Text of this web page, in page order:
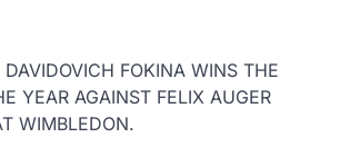
FOKINA WINS THE
YEAR AGAINST FELIX AUGER
WIMBLEDON.